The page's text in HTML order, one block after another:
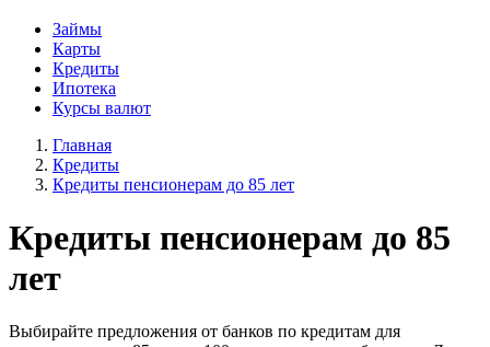
Займы
Карты
Кредиты
Ипотека
Курсы валют
Главная
Кредиты
Кредиты пенсионерам до 85 лет
Кредиты пенсионерам до 85
лет
Выбирайте предложения от банков по кредитам для